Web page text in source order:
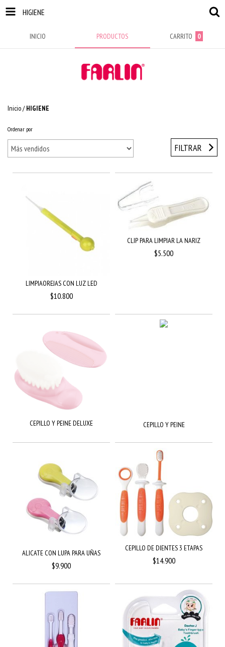
HIGIENE
INICIO PRODUCTOS CARRITO 0
Inicio/ HIGIENE
Ordenar por
FILTRAR
LIMPIAOREJAS CON LUZ LED
$10.800
CLIP PARA LIMPIAR LA NARIZ
$5.500
CEPILLO Y PEINE DELUXE CEPILLO Y PEINE
ALICATE CON LUPA PARA UÑAS
$9.900
CEPILLO DE DIENTES 3 ETAPAS
$14.900